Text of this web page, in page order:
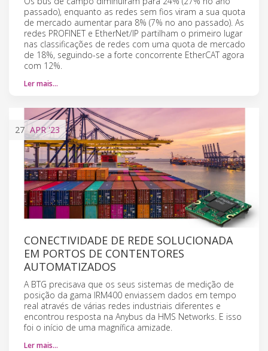
passado), enquanto as redes sem fios viram a sua quota
de mercado aumentar para 8% (7% no ano passado). As
redes PROFINET e EtherNet/IP partilham o primeiro lugar
nas classificações de redes com uma quota de mercado
de 18%, seguindo-se a forte concorrente EtherCAT agora
com 12%.
Ler mais…
27 APR'23
CONECTIVIDADE DE REDE SOLUCIONADA
EM PORTOS DE CONTENTORES
AUTOMATIZADOS
A BTG precisava que os seus sistemas de medição de
posição da gama IRM400 enviassem dados em tempo
real através de várias redes industriais diferentes e
encontrou resposta na Anybus da HMS Networks. E isso
foi o início de uma magnífica amizade.
Ler mais…